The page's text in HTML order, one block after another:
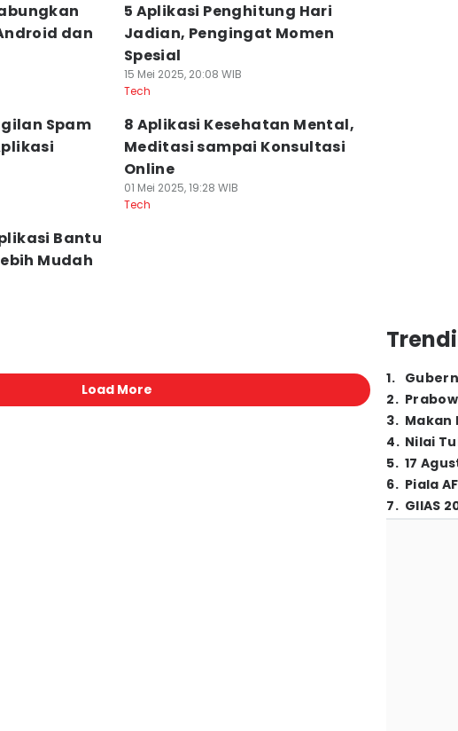
dan
5 Aplikasi Penghitung Hari
Jadian, Pengingat Momen
Spesial
15 Mei 2025, 20:08 WIB
Tech
Spam
8 Aplikasi Kesehatan Mental,
Meditasi sampai Konsultasi
Online
01 Mei 2025, 19:28 WIB
Tech
Bantu
Mudah
Load More
1.
2.
3. Makan
4. Nilai
5. 17
6. Piala
7. GIIAS